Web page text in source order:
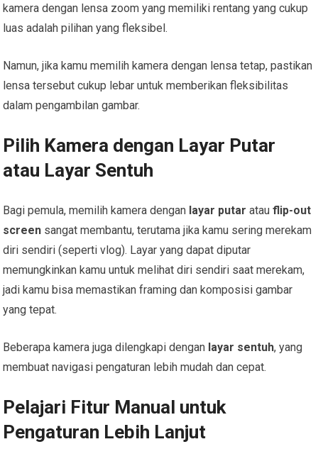
kamera dengan lensa zoom yang memiliki rentang yang cukup
luas adalah pilihan yang fleksibel.
Namun, jika kamu memilih kamera dengan lensa tetap, pastikan
lensa tersebut cukup lebar untuk memberikan fleksibilitas
dalam pengambilan gambar.
Pilih Kamera dengan Layar Putar
atau Layar Sentuh
Bagi pemula, memilih kamera dengan layar putar atauflip-out
screen sangat membantu, terutama jika kamu sering merekam
diri sendiri (seperti vlog). Layar yang dapat diputar
memungkinkan kamu untuk melihat diri sendiri saat merekam,
jadi kamu bisa memastikan framing dan komposisi gambar
yang tepat.
Beberapa kamera juga dilengkapi dengan layar sentuh, yang
membuat navigasi pengaturan lebih mudah dan cepat.
Pelajari Fitur Manual untuk
Pengaturan Lebih Lanjut